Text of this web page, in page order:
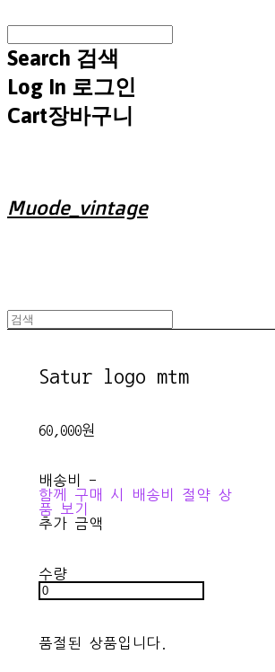
Search 검색
Log In 로그인
Cart장바구니
Muode_vintage
Satur logo mtm
60,000원
배송비 -
함께 구매 시 배송비 절약 상
품 보기
추가 금액
수량
품절된 상품입니다.